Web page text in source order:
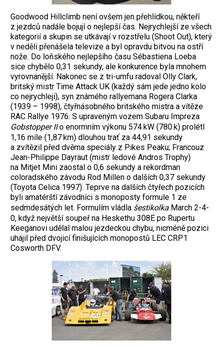
Goodwood Hillclimb není ovšem jen přehlídkou, někteří
z jezdců nadále bojují o nejlepší čas. Nejrychlejší ze všech
kategorií a skupin se utkávají v rozstřelu (Shoot Out), který
v neděli přenášela televize a byl opravdu bitvou na ostří
nože. Do loňského nejlepšího času Sébastiena Loeba
sice chybělo 0,31 sekundy, ale konkurence byla mnohem
vyrovnanější. Nakonec se z tri-umfu radoval Olly Clark,
britský mistr Time Attack UK (každý sám jede jedno kolo
co nejrychleji), syn známého rallyemana Rogera Clarka
(1939 – 1998), čtyřnásobného britského mistra a vítěze
RAC Rallye 1976. S upraveným vozem Subaru Impreza
Gobstopper IIo enormním výkonu 574 kW (780 k) prolétl
1,16 míle (1,87 km) dlouhou trať za 44,91 sekundy
a zvítězil před dvěma speciály z Pikes Peaku; Francouz
Jean-Philippe Dayraut (mistr ledové Andros Trophy)
na Mitjet Mini zaostal o 0,6 sekundy a rekordman
coloradského závodu Rod Millen o dalších 0,37 sekundy
(Toyota Celica 1997). Teprve na dalších čtyřech pozicích
byli amatérští závodníci s monoposty formule 1 ze
sedmdesátých let. Formulím vládla šestikolka March 2-4-
0, když největší soupeř na Heskethu 308E po Rupertu
Keeganovi udělal malou jezdeckou chybu, nicméně pozici
uhájil před dvojicí finišujících monopostů LEC CRP1
Cosworth DFV.